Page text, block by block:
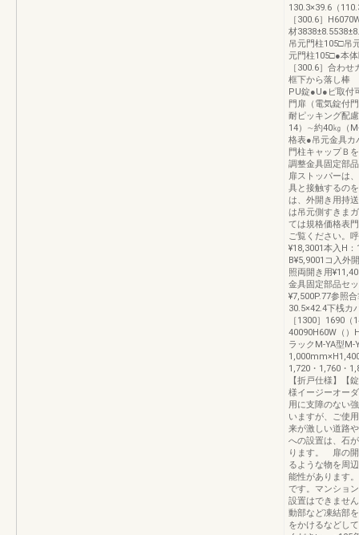
130.3×39.6（
［300.6］
材
吊元門柱105□吊
元門柱105□●本
［300.6］合わ
框下から落し棒
PU錠●U●ピ取付
門扉（電気錠付
耐ピッキング配
14）∼約40㎏（
格表●吊元金具カ
門柱キャップＢ
調整金具固定部
扉ストッパーは
具と接触するの
は、外開き用持
は吊元側すきま
ては規格価格表
ご覧ください
¥18,3001本入H
B¥5,9001コ入外
照両開き用
金具固定部品セ
¥7,500P.77参照
30.5×42.4下桟カ
［1300］1690
40090H60W（）
ラックM-YA型M-
1,720・1,760・
【折戸仕様】【
様イージーオー
用に支障のない
いますが、ご使
来が激しい道路
への設置は、石
ります。 扉の開
るような物を周
能性があります
です。マンショ
設置はできませ
動部など凍結部
をかけるなどし